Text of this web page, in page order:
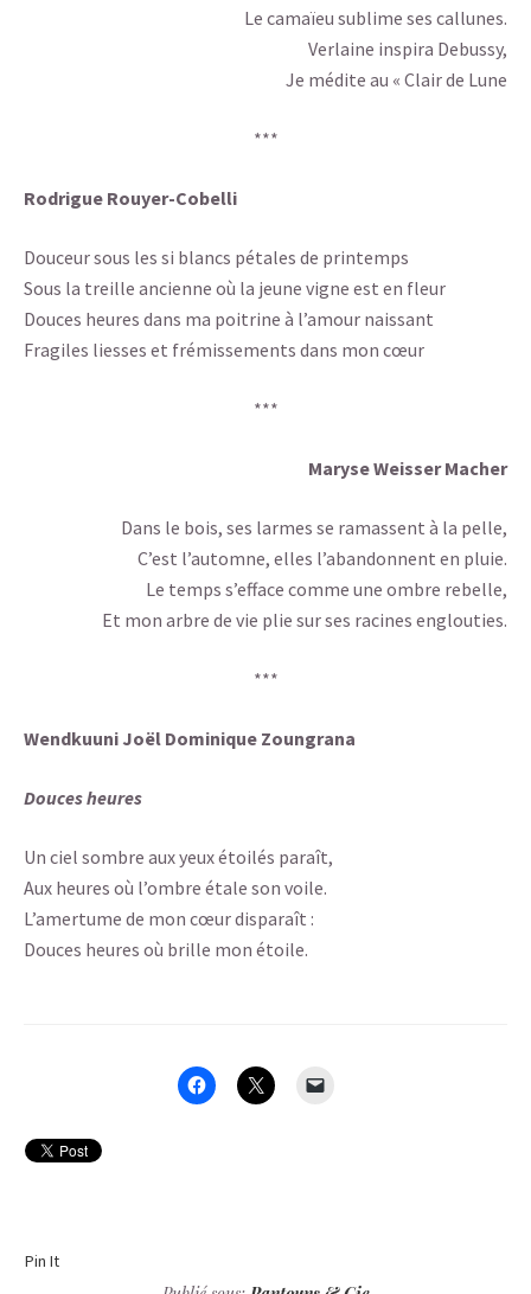
Le camaïeu sublime ses callunes.
Verlaine inspira Debussy,
Je médite au « Clair de Lune
***
Rodrigue Rouyer-Cobelli
Douceur sous les si blancs pétales de printemps
Sous la treille ancienne où la jeune vigne est en fleur
Douces heures dans ma poitrine à l’amour naissant
Fragiles liesses et frémissements dans mon cœur
***
Maryse Weisser Macher
Dans le bois, ses larmes se ramassent à la pelle,
C’est l’automne, elles l’abandonnent en pluie.
Le temps s’efface comme une ombre rebelle,
Et mon arbre de vie plie sur ses racines englouties.
***
Wendkuuni Joël Dominique Zoungrana
Douces heures
Un ciel sombre aux yeux étoilés paraît,
Aux heures où l’ombre étale son voile.
L’amertume de mon cœur disparaît :
Douces heures où brille mon étoile.
Pin It